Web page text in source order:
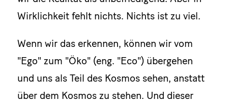
Wirklichkeit fehlt nichts. Nichts ist zu viel.
Wenn wir das erkennen, können wir vom
"Ego" zum "Öko" (eng. "Eco") übergehen
und uns als Teil des Kosmos sehen, anstatt
über dem Kosmos zu stehen. Und dieser